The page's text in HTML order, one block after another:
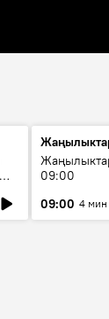
09:00
09:00 4 мин